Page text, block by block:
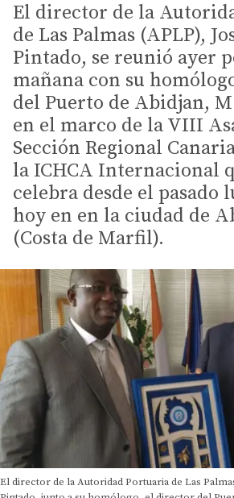
El director de la
de Las Palmas (APLP),
Pintado, se reunió ayer
mañana con su
del Puerto de Abidjan,
en el marco de la VIII
Sección Regional
la ICHCA Internacional
celebra desde el pasado
hoy en en la ciudad de
(Costa de Marfil).
El director de la Autoridad Portuaria de Las